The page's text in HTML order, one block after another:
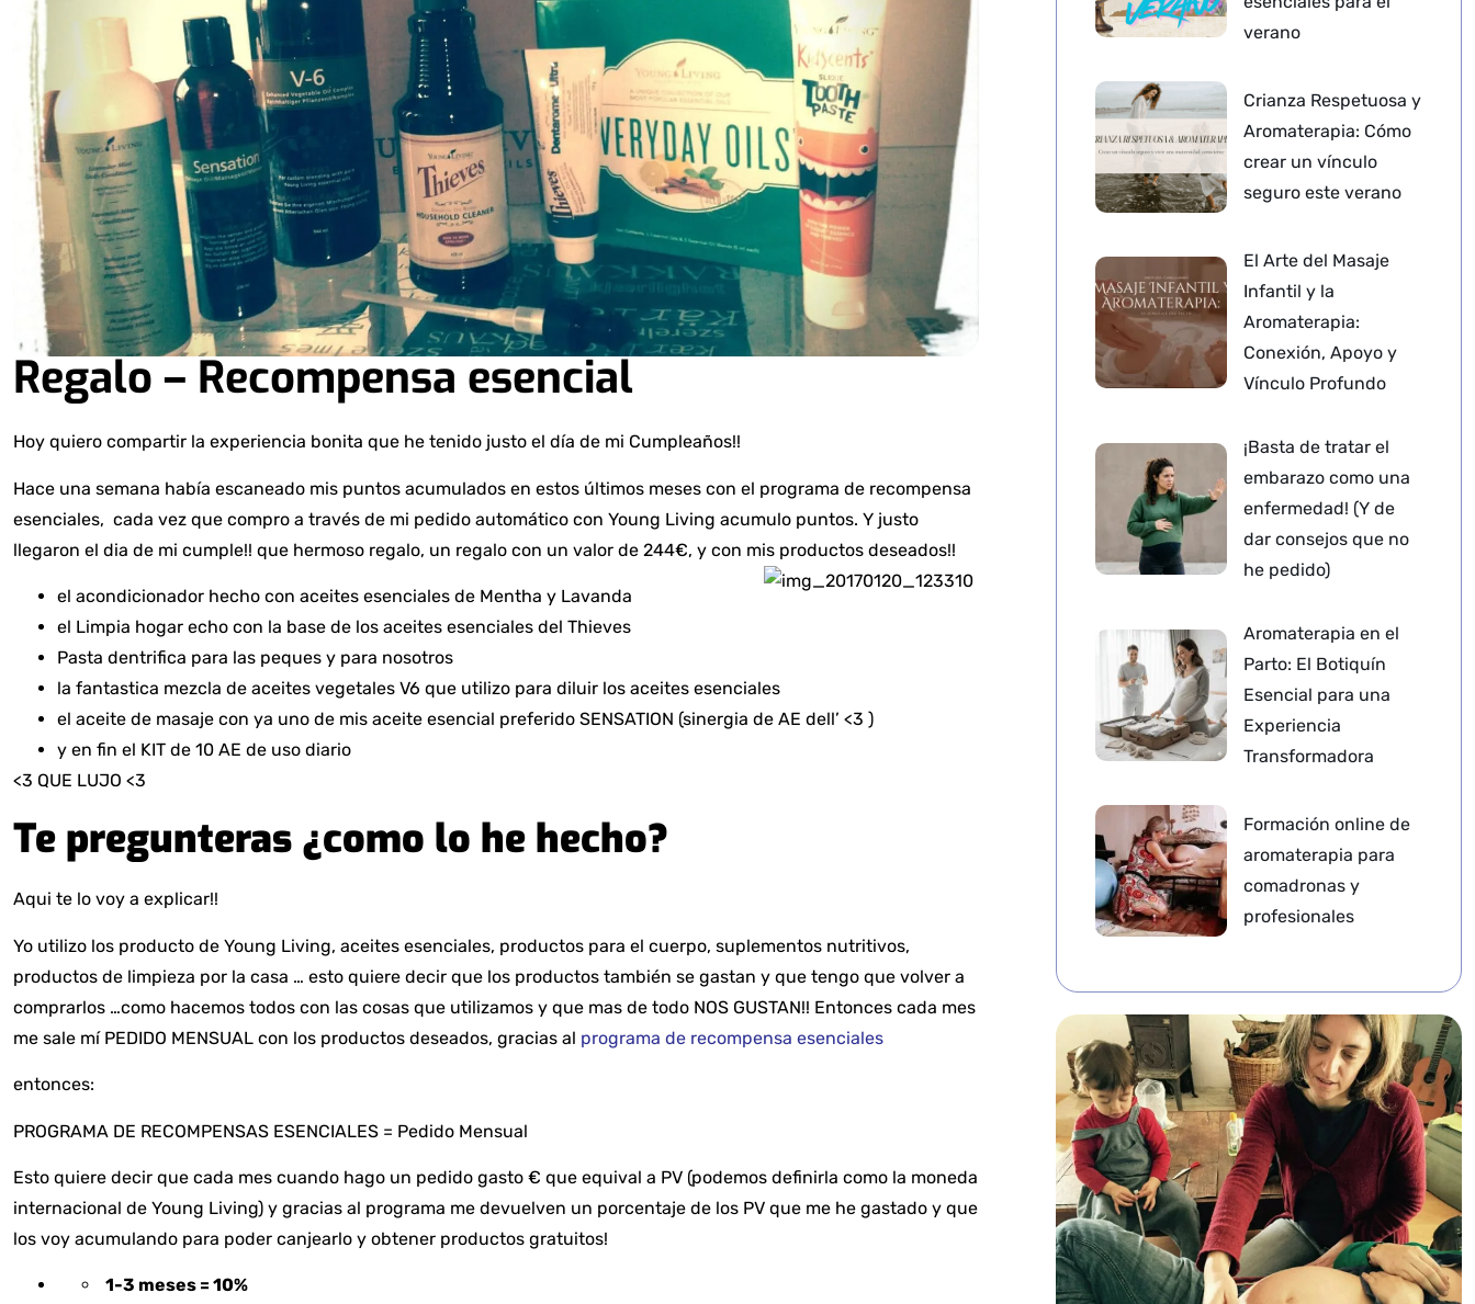
Regalo – Recompensa esencial
Hoy quiero compartir la experiencia bonita que he tenido justo el día de mi Cumpleaños!!
Hace una semana había escaneado mis puntos acumulados en estos últimos meses con el programa de recompensa
esenciales, cada vez que compro a través de mi pedido automático con Young Living acumulo puntos. Y justo
llegaron el dia de mi cumple!! que hermoso regalo, un regalo con un valor de 244€, y con mis productos deseados!!
el acondicionador hecho con aceites esenciales de Mentha y Lavanda
el Limpia hogar echo con la base de los aceites esenciales del Thieves
Pasta dentrifica para las peques y para nosotros
la fantastica mezcla de aceites vegetales V6 que utilizo para diluir los aceites esenciales
el aceite de masaje con ya uno de mis aceite esencial preferido SENSATION (sinergia de AE dell’ <3 )
y en fin el KIT de 10 AE de uso diario
<3 QUE LUJO <3
Te pregunteras ¿como lo he hecho?
Aqui te lo voy a explicar!!
Yo utilizo los producto de Young Living, aceites esenciales, productos para el cuerpo, suplementos nutritivos,
productos de limpieza por la casa … esto quiere decir que los productos también se gastan y que tengo que volver a
comprarlos …como hacemos todos con las cosas que utilizamos y que mas de todo NOS GUSTAN!! Entonces cada mes
me sale mí PEDIDO MENSUAL con los productos deseados, gracias al programa de recompensa esenciales
entonces:
PROGRAMA DE RECOMPENSAS ESENCIALES = Pedido Mensual
Esto quiere decir que cada mes cuando hago un pedido gasto € que equival a PV (podemos definirla como la moneda
internacional de Young Living) y gracias al programa me devuelven un porcentaje de los PV que me he gastado y que
los voy acumulando para poder canjearlo y obtener productos gratuitos!
1-3 meses = 10%
verano
Crianza Respetuosa y
Aromaterapia: Cómo
crear un vínculo
seguro este verano
El Arte del Masaje
Infantil y la
Aromaterapia:
Conexión, Apoyo y
Vínculo Profundo
¡Basta de tratar el
embarazo como una
enfermedad! (Y de
dar consejos que no
he pedido)
Aromaterapia en el
Parto: El Botiquín
Esencial para una
Experiencia
Transformadora
Formación online de
aromaterapia para
comadronas y
profesionales